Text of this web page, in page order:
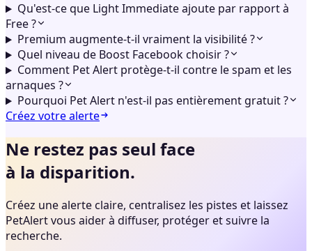
Qu'est-ce que Light Immediate ajoute par rapport à
Free ?
Premium augmente-t-il vraiment la visibilité ?
Quel niveau de Boost Facebook choisir ?
Comment Pet Alert protège-t-il contre le spam et les
arnaques ?
Pourquoi Pet Alert n'est-il pas entièrement gratuit ?
Créez votre alerte
Ne restez pas seul face
à la disparition.
Créez une alerte claire, centralisez les pistes et laissez
PetAlert vous aider à diffuser, protéger et suivre la
recherche.